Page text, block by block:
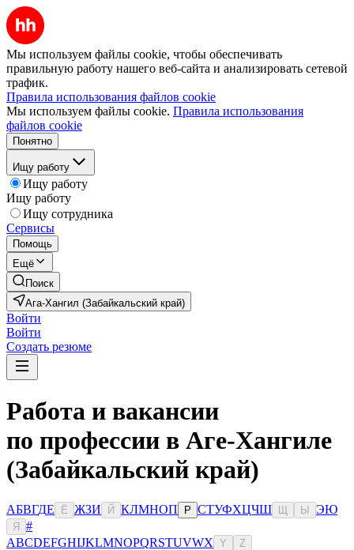
Мы используем файлы cookie, чтобы обеспечивать
правильную работу нашего веб-сайта и анализировать сетевой
трафик.
Правила использования файлов cookie
Мы используем файлы cookie. Правила использования
файлов cookie
Понятно
Ищу работу
Ищу работу
Ищу работу
Ищу сотрудника
Сервисы
Помощь
Ещё
Поиск
Ага-Хангил (Забайкальский край)
Войти
Войти
Создать резюме
Работа и вакансии
по профессии в Аге-Хангиле
(Забайкальский край)
АБВГДЕ Ё ЖЗИ Й КЛМНОП Р СТУФХЦЧШ Ы ЭЮ
Я
#
ABCDEFGHIJKLMNOPQRSTUVWX Y Z